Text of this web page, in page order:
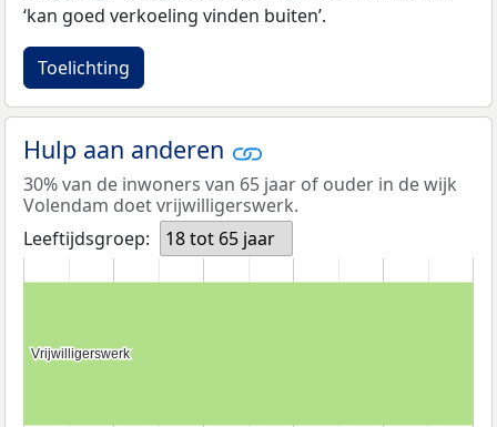
‘kan goed verkoeling vinden buiten’.
Toelichting
Hulp aan anderen
30% van de inwoners van 65 jaar of ouder in de wijk
Volendam doet vrijwilligerswerk.
Leeftijdsgroep:
18 tot 65 jaar
Vrijwilligerswerk
Vrijwilligerswerk